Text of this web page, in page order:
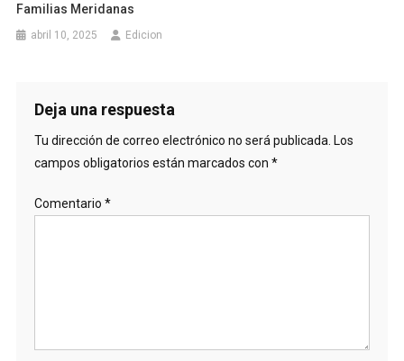
Familias Meridanas
abril 10, 2025 Edicion
Deja una respuesta
Tu dirección de correo electrónico no será publicada. Los
campos obligatorios están marcados con *
Comentario *